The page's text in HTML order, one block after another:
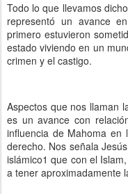
Todo lo que llevamos
representó un avance
primero estuvieron
estado viviendo en un
crimen y el castigo.
Aspectos que nos llaman
es un avance con
influencia de Mahoma
derecho. Nos señala
islámico1 que con el
a tener aproximadamente